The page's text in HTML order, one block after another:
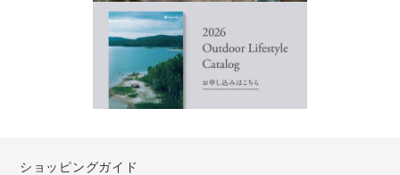
ショッピングガイド